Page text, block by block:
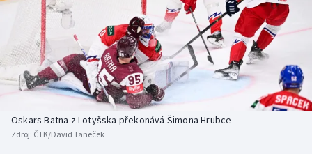
Americký fotbal
Baseball a softbal
Basketbal
Biatlon
NEPŘEHLÉDNĚTE
Soutěže
Historické návraty
Aplikace ČT sport
Oskars Batna z Lotyšska překonává Šimona Hrubce
Zdroj: ČTK/David Taneček